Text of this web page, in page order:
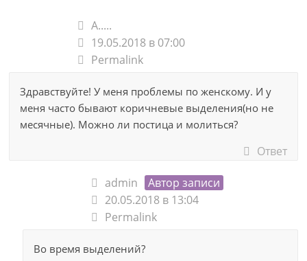
А.....
19.05.2018 в 07:00
Permalink
Здравствуйте! У меня проблемы по женскому. И у
меня часто бывают коричневые выделения(но не
месячные). Можно ли постица и молиться?
Ответ
admin
Автор записи
20.05.2018 в 13:04
Permalink
Во время выделений?